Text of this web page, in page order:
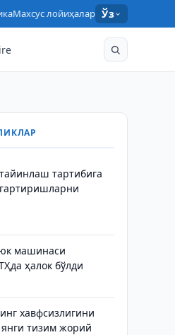
Махсус лойиҳалар Ўз
тартибига
машинаси
ҳалок бўлди
хавфсизлигини
тизим жорий